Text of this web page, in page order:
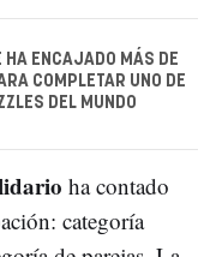
HA ENCAJADO MÁS DE
COMPLETAR UNO DE
DEL MUNDO
ha contado
categoría